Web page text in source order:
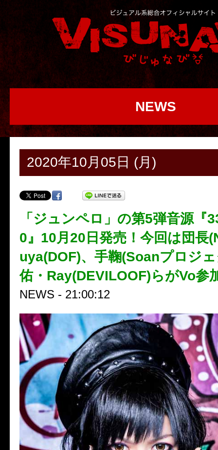
NEWS
2020年10月05日 (月)
「ジュンペロ」の第5弾音源『
0』10月20日発売！今回は団長
uya(DOF)、手鞠(Soanプロジ
佑・Ray(DEVILOOF)らがVo参
NEWS - 21:00:12